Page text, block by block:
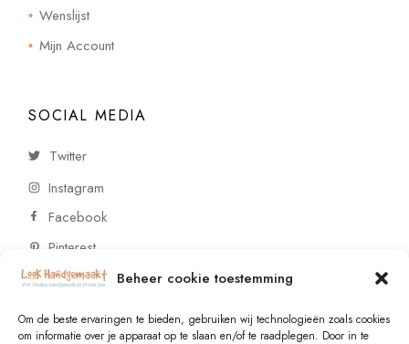
Beheer cookie toestemming
Om de beste ervaringen te bieden, gebruiken wij technologieën zoals cookies
om informatie over je apparaat op te slaan en/of te raadplegen. Door in te
Wenslijst
Mijn Account
SOCIAL MEDIA
Twitter
Instagram
Facebook
Pinterest
CONTACT